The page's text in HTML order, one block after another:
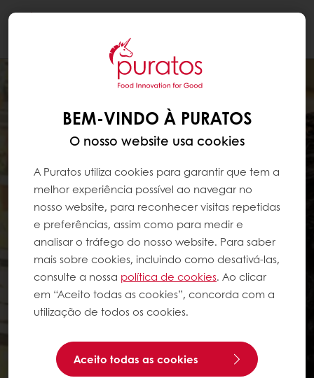
BEM-VINDO À PURATOS
O nosso website usa cookies
A Puratos utiliza cookies para garantir que tem a
melhor experiência possível ao navegar no
nosso website, para reconhecer visitas repetidas
e preferências, assim como para medir e
analisar o tráfego do nosso website. Para saber
mais sobre cookies, incluindo como desativá-las,
consulte a nossa política de cookies. Ao clicar
em “Aceito todas as cookies”, concorda com a
utilização de todos os cookies.
Aceito todas as cookies